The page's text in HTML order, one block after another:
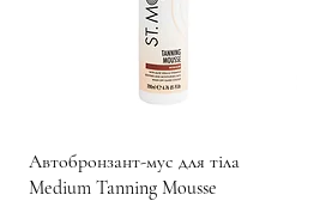
Швидкий перегляд
Автобронзант-мус для тіла
Medium Tanning Mousse